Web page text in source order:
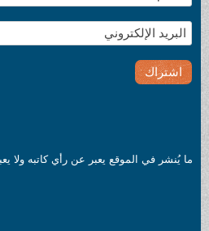
رأي كاتبه ولا يعبر بالضرور عن رأي الرابطة